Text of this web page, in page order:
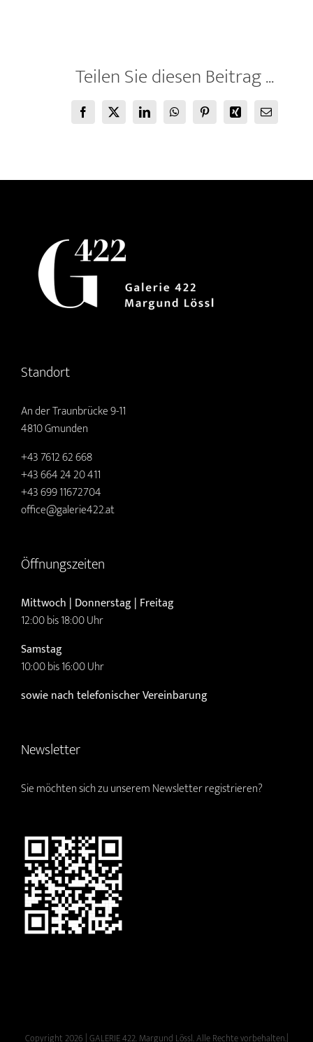
Teilen Sie diesen Beitrag ...
Facebook
X LinkedInWhatsAppPinterestXing
E-
Standort
An der Traunbrücke 9-11
4810 Gmunden
+43 7612 62 668
+43 664 24 20 411
+43 699 11672704
office@galerie422.at
Öffnungszeiten
Mittwoch | Donnerstag | Freitag
12:00 bis 18:00 Uhr
Samstag
10:00 bis 16:00 Uhr
sowie nach telefonischer Vereinbarung
Newsletter
Sie möchten sich zu unserem Newsletter registrieren?
Copyright 2026 | GALERIE 422. Margund Lössl. Alle Rechte vorbehalten.|